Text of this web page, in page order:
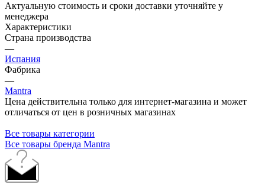
Актуальную стоимость и сроки доставки уточняйте у
менеджера
Характеристики
Страна производства
—
Испания
Фабрика
—
Mantra
Цена действительна только для интернет-магазина и может
отличаться от цен в розничных магазинах
Все товары категории
Все товары бренда Mantra